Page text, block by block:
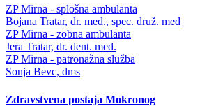
ZP Mirna - splošna ambulanta
Bojana Tratar, dr. med., spec. druž. med
ZP Mirna - zobna ambulanta
Jera Tratar, dr. dent. med.
ZP Mirna - patronažna služba
Sonja Bevc, dms
Zdravstvena postaja Mokronog